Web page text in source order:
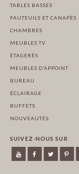
TABLES BASSES
FAUTEUILS ET CANAPÉS
CHAMBRES
MEUBLES TV
ÉTAGERÈS
MEUBLES D’APPOINT
BUREAU
ÉCLAIRAGE
BUFFETS
NOUVEAUTÉS
SUIVEZ-NOUS SUR